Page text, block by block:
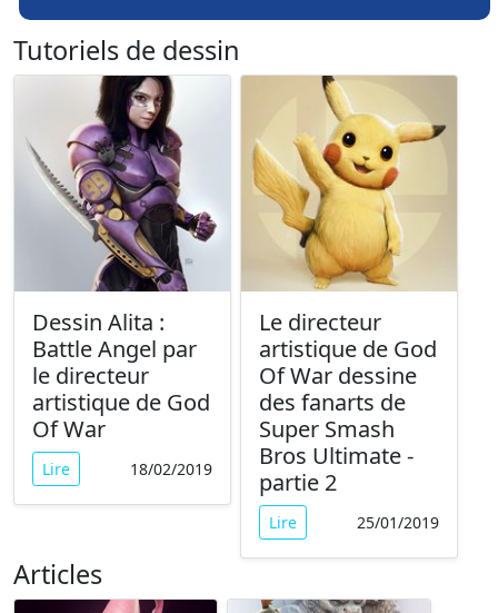
Tutoriels de dessin
Dessin Alita :
Battle Angel par
le directeur
artistique de God
Of War
Lire 18/02/2019
Le directeur
artistique de God
Of War dessine
des fanarts de
Super Smash
Bros Ultimate -
partie 2
Lire 25/01/2019
Articles